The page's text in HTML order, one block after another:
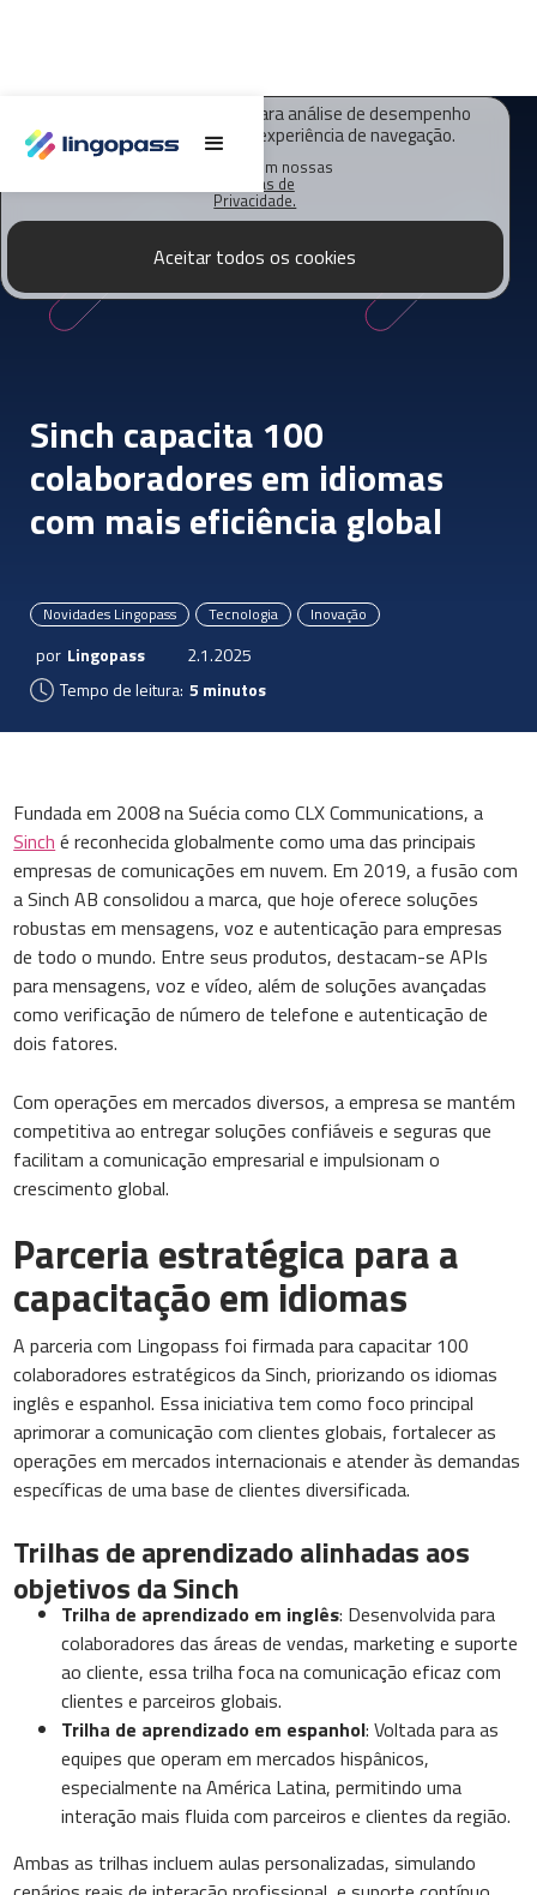
O Lingopass utiliza cookies para análise de desempenho
deste site e melhorar sua experiência de navegação.
Saiba mais em nossas
Políticas de
Privacidade.
Aceitar todos os cookies
Sinch capacita 100
colaboradores em idiomas
com mais eficiência global
Novidades Lingopass Tecnologia Inovação
por Lingopass
2.1.2025
Tempo de leitura: 5 minutos
Fundada em 2008 na Suécia como CLX Communications, a
Sinch é reconhecida globalmente como uma das principais
empresas de comunicações em nuvem. Em 2019, a fusão com
a Sinch AB consolidou a marca, que hoje oferece soluções
robustas em mensagens, voz e autenticação para empresas
de todo o mundo. Entre seus produtos, destacam-se APIs
para mensagens, voz e vídeo, além de soluções avançadas
como verificação de número de telefone e autenticação de
dois fatores.
Com operações em mercados diversos, a empresa se mantém
competitiva ao entregar soluções confiáveis e seguras que
facilitam a comunicação empresarial e impulsionam o
crescimento global.
Parceria estratégica para a
capacitação em idiomas
A parceria com Lingopass foi firmada para capacitar 100
colaboradores estratégicos da Sinch, priorizando os idiomas
inglês e espanhol. Essa iniciativa tem como foco principal
aprimorar a comunicação com clientes globais, fortalecer as
operações em mercados internacionais e atender às demandas
específicas de uma base de clientes diversificada.
Trilhas de aprendizado alinhadas aos
objetivos da Sinch
Trilha de aprendizado em inglês: Desenvolvida para
colaboradores das áreas de vendas, marketing e suporte
ao cliente, essa trilha foca na comunicação eficaz com
clientes e parceiros globais.
Trilha de aprendizado em espanhol: Voltada para as
equipes que operam em mercados hispânicos,
especialmente na América Latina, permitindo uma
interação mais fluida com parceiros e clientes da região.
Ambas as trilhas incluem aulas personalizadas, simulando